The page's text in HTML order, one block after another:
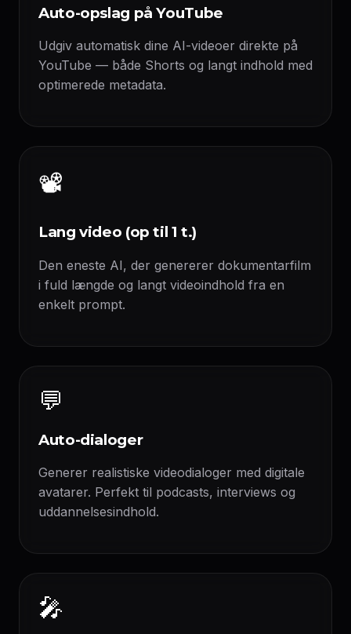
Auto-opslag på YouTube
Udgiv automatisk dine AI-videoer direkte på
YouTube — både Shorts og langt indhold med
optimerede metadata.
📽️
Lang video (op til 1 t.)
Den eneste AI, der genererer dokumentarfilm
i fuld længde og langt videoindhold fra en
enkelt prompt.
💬
Auto-dialoger
Generer realistiske videodialoger med digitale
avatarer. Perfekt til podcasts, interviews og
uddannelsesindhold.
🎤